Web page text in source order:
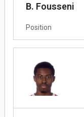
B. Fousseni
Position